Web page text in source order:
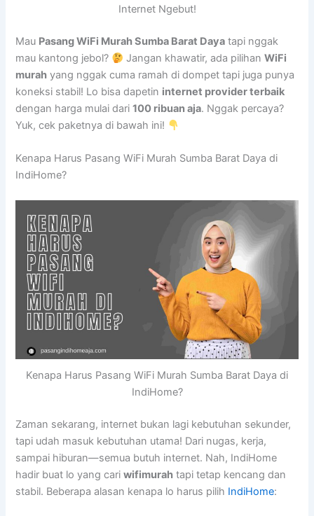
Internet Ngebut!
Mau Pasang WiFi Murah Sumba Barat Daya tapi nggak
mau kantong jebol?
Jangan khawatir, ada pilihanWiFi
murah yang nggak cuma ramah di dompet tapi juga punya
koneksi stabil! Lo bisa dapetin internet provider terbaik
dengan harga mulai dari100 ribuan aja. Nggak percaya?
Yuk, cek paketnya di bawah ini!
Kenapa Harus Pasang WiFi Murah Sumba Barat Daya di
IndiHome?
Kenapa Harus Pasang WiFi Murah Sumba Barat Daya di
IndiHome?
Zaman sekarang, internet bukan lagi kebutuhan sekunder,
tapi udah masuk kebutuhan utama! Dari nugas, kerja,
sampai hiburan—semua butuh internet. Nah, IndiHome
hadir buat lo yang cariwifimurah tapi tetap kencang dan
stabil. Beberapa alasan kenapa lo harus pilih IndiHome: